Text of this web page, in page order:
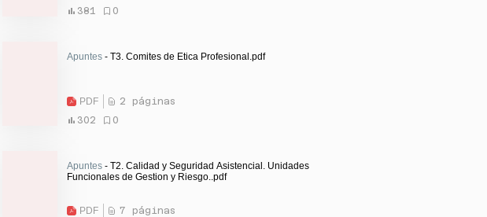
381
0
Apuntes - T3. Comites de Etica Profesional.pdf
PDF
2 páginas
302
0
Apuntes - T2. Calidad y Seguridad Asistencial. Unidades
Funcionales de Gestion y Riesgo..pdf
PDF
7 páginas